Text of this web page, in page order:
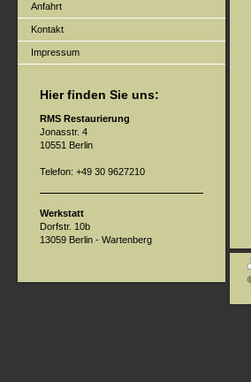
Anfahrt
Kontakt
Impressum
Hier finden Sie uns:
RMS Restaurierung
Jonasstr. 4
10551 Berlin
Telefon: +49 30 9627210
Werkstatt
Dorfstr. 10b
13059 Berlin - Wartenberg